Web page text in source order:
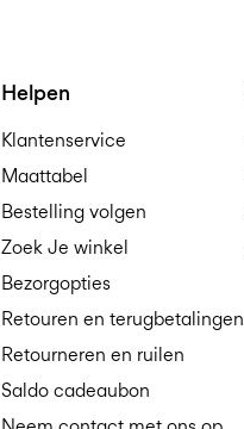
Helpen
Klantenservice
Maattabel
Bestelling volgen
Zoek Je winkel
Bezorgopties
Retouren en terugbetalingen
Retourneren en ruilen
Saldo cadeaubon